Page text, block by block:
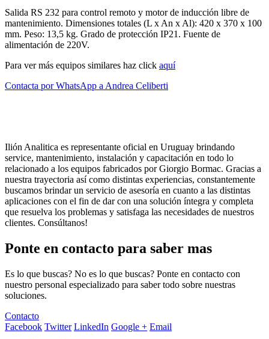
Salida RS 232 para control remoto y motor de inducción libre de
mantenimiento. Dimensiones totales (L x An x Al): 420 x 370 x 100
mm. Peso: 13,5 kg. Grado de protección IP21. Fuente de
alimentación de 220V.
Para ver más equipos similares haz click aquí
Contacta por WhatsApp a Andrea Celiberti
Ilión Analitica es representante oficial en Uruguay brindando
service, mantenimiento, instalación y capacitación en todo lo
relacionado a los equipos fabricados por Giorgio Bormac. Gracias a
nuestra trayectoria así como distintas experiencias, constantemente
buscamos brindar un servicio de asesoría en cuanto a las distintas
aplicaciones con el fin de dar con una solución íntegra y completa
que resuelva los problemas y satisfaga las necesidades de nuestros
clientes. Consúltanos!
Ponte en contacto para saber mas
Es lo que buscas? No es lo que buscas? Ponte en contacto con
nuestro personal especializado para saber todo sobre nuestras
soluciones.
Contacto
Facebook Twitter LinkedIn Google + Email